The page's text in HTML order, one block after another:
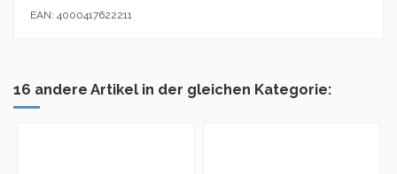
EAN: 4000417622211
16 andere Artikel in der gleichen Kategorie: